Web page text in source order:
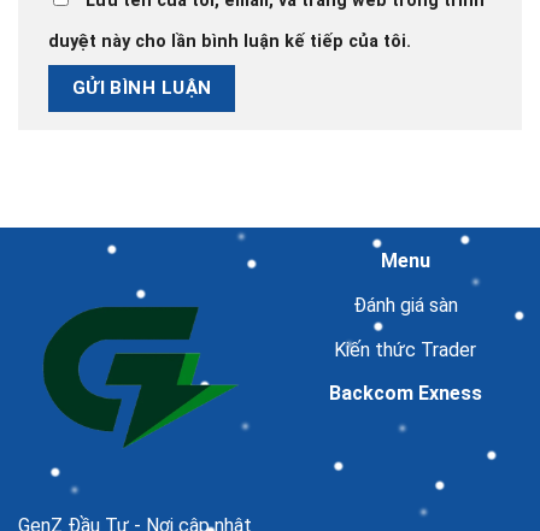
duyệt này cho lần bình luận kế tiếp của tôi.
GenZ Đầu Tư - Nơi cập nhật
Menu
Đánh giá sàn
Kiến thức Trader
Backcom Exness